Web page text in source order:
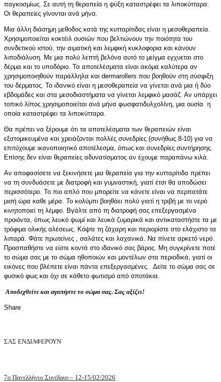
παγκοσμίως. Σε αυτή τη θεραπεία η ψύξη καταστρέφει τα λιποκύτταρα.
Οι θεραπείες γίνονται ανά μήνα.
Μια άλλη διάσημη μεθοδος κατά της κυτταρίτιδας είναι η μεσοθεραπεία.
Χρησιμοποιείται κοκτέιλ ουσιών που βελτιώνουν την ποιότητα του
συνδετικού ιστού, την αιματική και λεμφική κυκλοφορια και κάνουν
λιποδιάλυση. Με μια πολύ λεπτή βελόνα αυτό το μείγμα εγχυεται στο
δέρμα και το υποδόριο. Τα αποτελέσματα είναι ακόμα καλύτερα αν
χρησιμοποιηθούν παράλληλα και dermarollers που βοηθούν στη σύσφιξη
του δέρματος. Το ιδανικό είναι η μεσοθεραπεία να γίνεται ανά μια ή δύο
εβδομάδες και στα μεσοδιαστήματα να γίνεται λεμφικό μασάζ. Αν υπάρχει
τοπικό λίπος χρησιμοποιείται ανά μήνα φωσφατιδυλχολίνη, μια ουσία η
οποία καταστρέφει τα λιποκύτταρα.
Θα πρέπει να ξέρουμε ότι τα αποτελέσματα των θεραπειών είναι
εξατομικευμένα και χρειάζονται πολλές συνεδρίες (συνήθως 8-10) για να
επιτύχουμε ικανοποιητικό αποτέλεσμα, όπως και συνεδρίες συντήρησης.
Επίσης δεν είναι θεραπείες αδυνατίσματος αν έχουμε παραπάνω κιλά.
Αν αποφασίσετε να ξεκινήσετε μια θεραπεία για την κυτταρίτιδα πρέπει
να τη συνδυάσετε με διατροφή και γυμναστική, γιατί έτσι θα αποδώσει
περισσότερο. Το πιο απλό που μπορείτε να κάνετε είναι να περπατάτε
μισή ώρα καθε μέρα. Το κολύμπι βοηθάει πολύ γιατί η τριβή με το νερό
κινητοποιεί τη λέμφο. Βγάλτε από τη διατροφή σας επεξεργασμένα
προιόντα, όπως λευκό ψωμί και λευκά ζυμαρικά και αντικαταστήστε τα με
τρόφιμα ολικής αλέσεως. Κόψτε τη ζάχαρη και περιορίστε στο ελάχιστο τα
λιπαρά. Φάτε πρωτείνες , σαλάτες και λαχανικά. Να πίνετε αρκετό νερό.
Προσπαθήστε να είστε κοντά στο ιδανικό σας βάρος. Μη συγκρίνετε ποτέ
το σώμα σας με το σώμα ηθοποιών και μοντέλων στα περιοδικά, γιατί οι
εικόνες που βλέπετε είναι πάντα επεξεργασμένες. Δείτε το σώμα σας σε
φυσικό φως και όχι σε κάθετο φωτισμό από σποτάκια.
Αποδεχθείτε και αγαπήστε το σώμα σας. Σας αξίζει!
Share
ΣΑΣ ΕΝΔΙΑΦΕΡΟΥΝ
7o Πανελλήνιο Συνέδριο – 12-15/02/2026